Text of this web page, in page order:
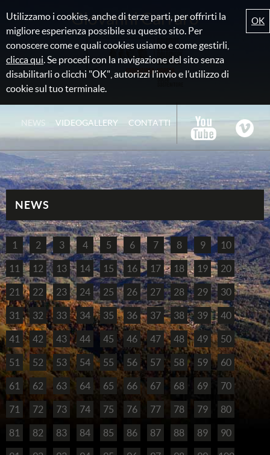
Utilizzamo i cookies, anche di terze parti, per offrirti la
migliore esperienza possibile su questo sito. Per
conoscere come e quali cookies usiamo e come gestirli,
clicca qui. Se procedi con la navigazione del sito senza
disabilitarli o clicchi "OK", autorizzi l’invio e l’utilizzo di
cookie sul tuo terminale.
OK
Giovanni Carraro
NEWS VIDEOGALLERY CONTATTI
NEWS
1 2 3 4 5 6 7 8 9 10
11 12 13 14 15 16 17 18 19 20
21 22 23 24 25 26 27 28 29 30
31 32 33 34 35 36 37 38 39 40
41 42 43 44 45 46 47 48 49 50
51 52 53 54 55 56 57 58 59 60
61 62 63 64 65 66 67 68 69 70
71 72 73 74 75 76 77 78 79 80
81 82 83 84 85 86 87 88 89 90